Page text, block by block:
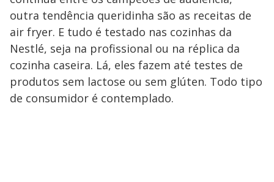
outra tendência queridinha são as receitas de
air fryer. E tudo é testado nas cozinhas da
Nestlé, seja na profissional ou na réplica da
cozinha caseira. Lá, eles fazem até testes de
produtos sem lactose ou sem glúten. Todo tipo
de consumidor é contemplado.